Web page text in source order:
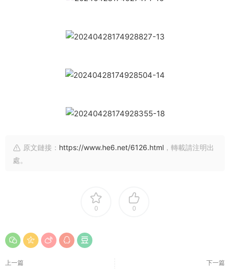
原文鏈接： https://www.he6.net/6126.html ，轉載請注明出
處。
0 0
上一篇 下一篇